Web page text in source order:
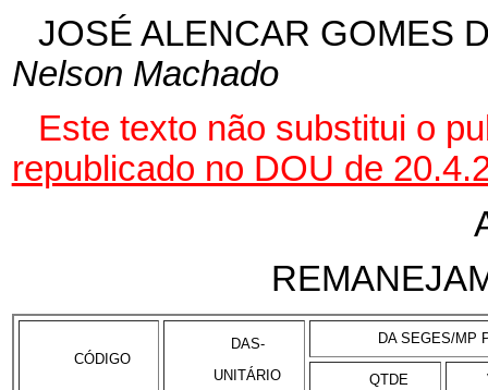
JOSÉ ALENCAR GOMES
Nelson Machado
Este texto não substitui o
republicado no DOU de
CÓDIGO
DAS-
UNITÁRIO
DA SEGES/MP
QTDE